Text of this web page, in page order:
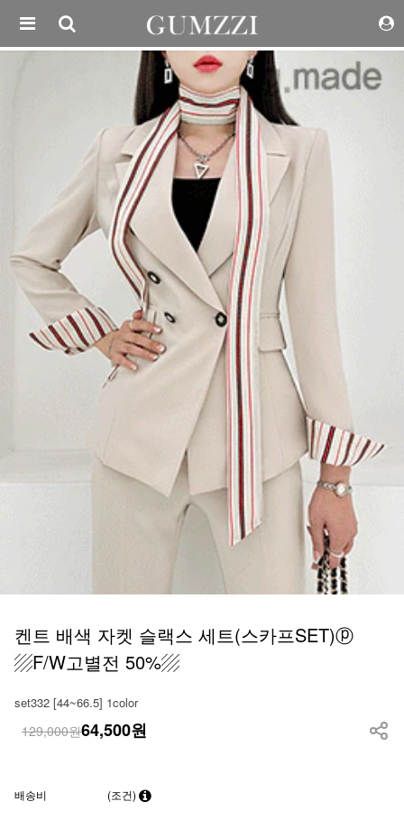
켄트 배색 자켓 슬랙스 세트(스카프SET)ⓟ
▨F/W고별전 50%▨
set332 [44~66.5] 1color
129,000원64,500원
배송비 (조건)